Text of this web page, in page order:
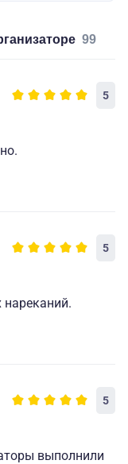
99
5
5
нареканий.
5
выполнили